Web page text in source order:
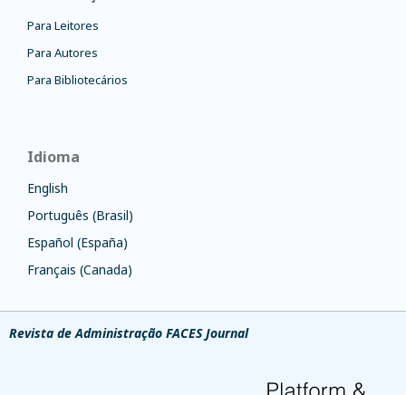
Para Leitores
Para Autores
Para Bibliotecários
Idioma
English
Português (Brasil)
Español (España)
Français (Canada)
Revista de Administração FACES Journal